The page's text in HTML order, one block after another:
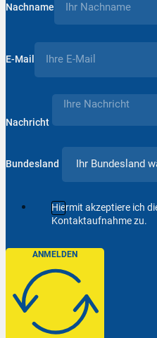
Nachname
E-Mail
Nachricht
Bundesland
Hiermit akzeptiere ich
Kontaktaufnahme zu.
ANMELDEN